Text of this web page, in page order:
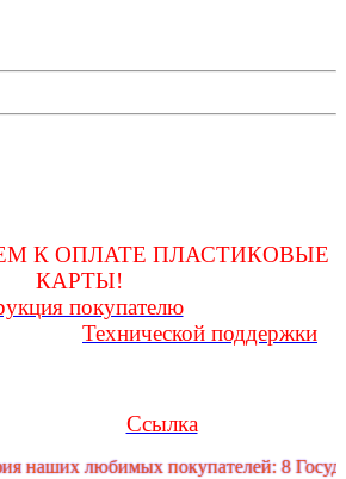
К ОПЛАТЕ ПЛАСТИКОВЫЕ
КАРТЫ!
покупателюЛюбые вопросы
Технической поддержки
Ссылка
наших любимых покупателей: 8